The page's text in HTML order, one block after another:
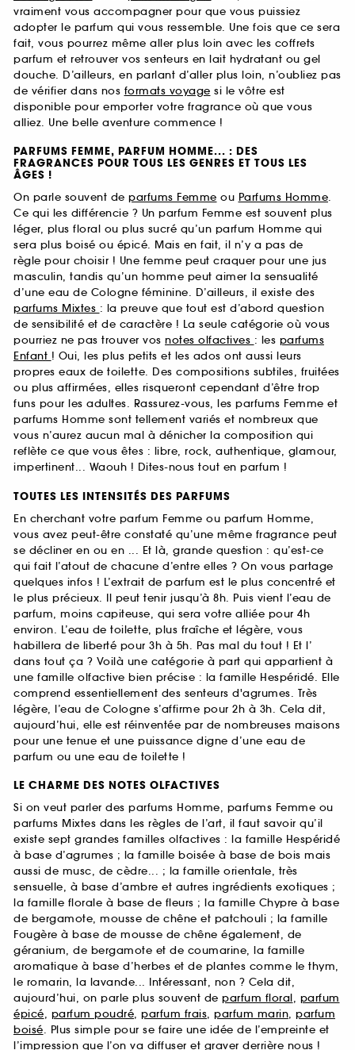
vraiment vous accompagner pour que vous puissiez
adopter le parfum qui vous ressemble. Une fois que ce sera
fait, vous pourrez même aller plus loin avec les coffrets
parfum et retrouver vos senteurs en lait hydratant ou gel
douche. D’ailleurs, en parlant d’aller plus loin, n’oubliez pas
de vérifier dans nos formats voyage si le vôtre est
disponible pour emporter votre fragrance où que vous
alliez. Une belle aventure commence !
PARFUMS FEMME, PARFUM HOMME... : DES
FRAGRANCES POUR TOUS LES GENRES ET TOUS LES
ÂGES !
On parle souvent de parfums Femme ou Parfums Homme.
Ce qui les différencie ? Un parfum Femme est souvent plus
léger, plus floral ou plus sucré qu’un parfum Homme qui
sera plus boisé ou épicé. Mais en fait, il n’y a pas de
règle pour choisir ! Une femme peut craquer pour une jus
masculin, tandis qu’un homme peut aimer la sensualité
d’une eau de Cologne féminine. D’ailleurs, il existe des
parfums Mixtes : la preuve que tout est d’abord question
de sensibilité et de caractère ! La seule catégorie où vous
pourriez ne pas trouver vos notes olfactives : les parfums
Enfant ! Oui, les plus petits et les ados ont aussi leurs
propres eaux de toilette. Des compositions subtiles, fruitées
ou plus affirmées, elles risqueront cependant d’être trop
funs pour les adultes. Rassurez-vous, les parfums Femme et
parfums Homme sont tellement variés et nombreux que
vous n’aurez aucun mal à dénicher la composition qui
reflète ce que vous êtes : libre, rock, authentique, glamour,
impertinent... Waouh ! Dites-nous tout en parfum !
TOUTES LES INTENSITÉS DES PARFUMS
En cherchant votre parfum Femme ou parfum Homme,
vous avez peut-être constaté qu’une même fragrance peut
se décliner en ou en ... Et là, grande question : qu’est-ce
qui fait l’atout de chacune d’entre elles ? On vous partage
quelques infos ! L’extrait de parfum est le plus concentré et
le plus précieux. Il peut tenir jusqu’à 8h. Puis vient l’eau de
parfum, moins capiteuse, qui sera votre alliée pour 4h
environ. L’eau de toilette, plus fraîche et légère, vous
habillera de liberté pour 3h à 5h. Pas mal du tout ! Et l’
dans tout ça ? Voilà une catégorie à part qui appartient à
une famille olfactive bien précise : la famille Hespéridé. Elle
comprend essentiellement des senteurs d'agrumes. Très
légère, l’eau de Cologne s’affirme pour 2h à 3h. Cela dit,
aujourd’hui, elle est réinventée par de nombreuses maisons
pour une tenue et une puissance digne d’une eau de
parfum ou une eau de toilette !
LE CHARME DES NOTES OLFACTIVES
Si on veut parler des parfums Homme, parfums Femme ou
parfums Mixtes dans les règles de l’art, il faut savoir qu’il
existe sept grandes familles olfactives : la famille Hespéridé
à base d’agrumes ; la famille boisée à base de bois mais
aussi de musc, de cèdre... ; la famille orientale, très
sensuelle, à base d’ambre et autres ingrédients exotiques ;
la famille florale à base de fleurs ; la famille Chypre à base
de bergamote, mousse de chêne et patchouli ; la famille
Fougère à base de mousse de chêne également, de
géranium, de bergamote et de coumarine, la famille
aromatique à base d’herbes et de plantes comme le thym,
le romarin, la lavande... Intéressant, non ? Cela dit,
aujourd’hui, on parle plus souvent de parfum floral, parfum
épicé, parfum poudré, parfum frais, parfum marin, parfum
boisé. Plus simple pour se faire une idée de l’empreinte et
l’impression que l’on va diffuser et graver derrière nous !